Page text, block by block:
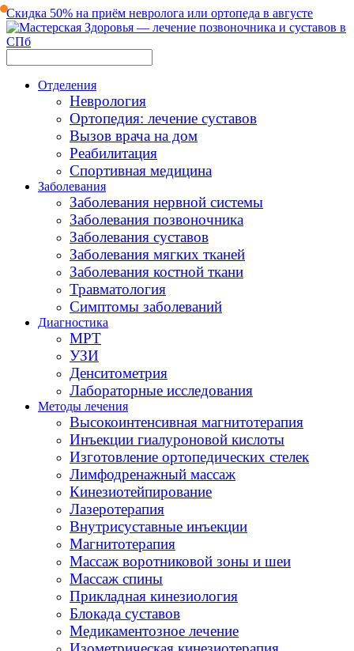
Скидка 50% на приём невролога или ортопеда в августе
Отделения
Неврология
Ортопедия: лечение суставов
Вызов врача на дом
Реабилитация
Спортивная медицина
Заболевания
Заболевания нервной системы
Заболевания позвоночника
Заболевания суставов
Заболевания мягких тканей
Заболевания костной ткани
Травматология
Симптомы заболеваний
Диагностика
МРТ
УЗИ
Денситометрия
Лабораторные исследования
Методы лечения
Высокоинтенсивная магнитотерапия
Инъекции гиалуроновой кислоты
Изготовление ортопедических стелек
Лимфодренажный массаж
Кинезиотейпирование
Лазеротерапия
Внутрисуставные инъекции
Магнитотерапия
Массаж воротниковой зоны и шеи
Массаж спины
Прикладная кинезиология
Блокада суставов
Медикаментозное лечение